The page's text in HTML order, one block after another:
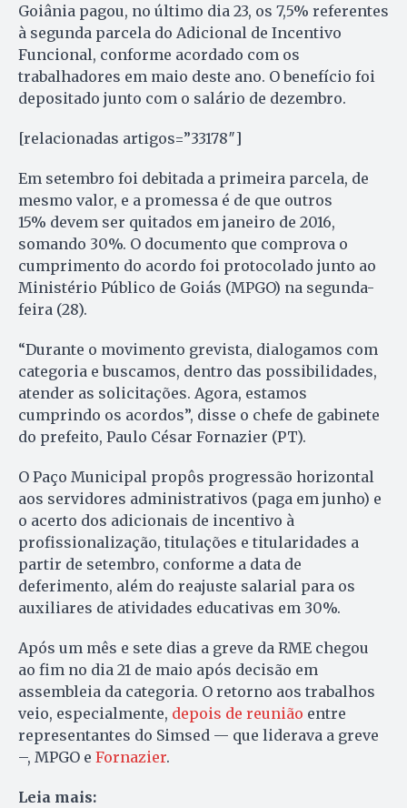
Goiânia pagou, no último dia 23, os 7,5% referentes
à segunda parcela do Adicional de Incentivo
Funcional, conforme acordado com os
trabalhadores em maio deste ano. O benefício foi
depositado junto com o salário de dezembro.
[relacionadas artigos=”33178″]
Em setembro foi debitada a primeira parcela, de
mesmo valor, e a promessa é de que outros
15% devem ser quitados em janeiro de 2016,
somando 30%. O documento que comprova o
cumprimento do acordo foi protocolado junto ao
Ministério Público de Goiás (MPGO) na segunda-
feira (28).
“Durante o movimento grevista, dialogamos com
categoria e buscamos, dentro das possibilidades,
atender as solicitações. Agora, estamos
cumprindo os acordos”, disse o chefe de gabinete
do prefeito, Paulo César Fornazier (PT).
O Paço Municipal propôs progressão horizontal
aos servidores administrativos (paga em junho) e
o acerto dos adicionais de incentivo à
profissionalização, titulações e titularidades a
partir de setembro, conforme a data de
deferimento, além do reajuste salarial para os
auxiliares de atividades educativas em 30%.
Após um mês e sete dias a greve da RME chegou
ao fim no dia 21 de maio após decisão em
assembleia da categoria. O retorno aos trabalhos
veio, especialmente, depois de reunião entre
representantes do Simsed — que liderava a greve
–, MPGO e Fornazier.
Leia mais: